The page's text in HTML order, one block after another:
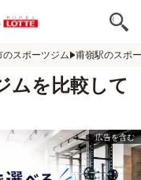
のスポーツジム 甫嶺駅のスポ
ムを比較して